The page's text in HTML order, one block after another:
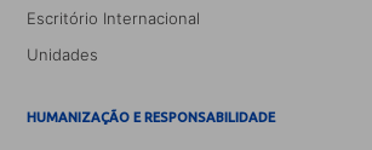
Escritório Internacional
Unidades
HUMANIZAÇÃO E RESPONSABILIDADE